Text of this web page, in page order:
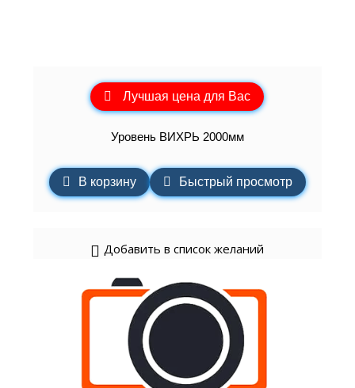
Лучшая цена для Вас
Уровень ВИХРЬ 2000мм
В корзину Быстрый просмотр
Добавить в список желаний